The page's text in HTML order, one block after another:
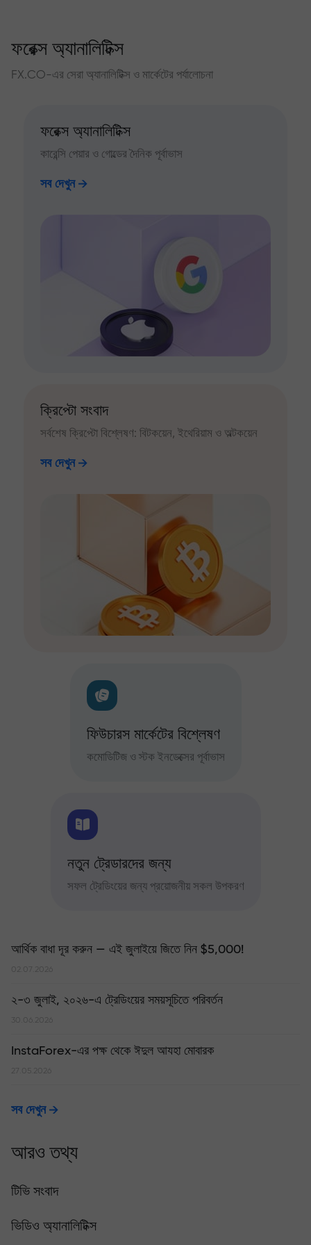
ফরেক্স অ্যানালিটিক্স
FX.CO-এর সেরা অ্যানালিটিক্স ও মার্কেটের পর্যালোচনা
ফরেক্স অ্যানালিটিক্স
কারেন্সি পেয়ার ও গোল্ডের দৈনিক পূর্বাভাস
সব দেখুন
ক্রিপ্টো সংবাদ
সর্বশেষ ক্রিপ্টো বিশ্লেষণ: বিটকয়েন, ইথেরিয়াম ও অল্টকয়েন
সব দেখুন
ফিউচারস মার্কেটের বিশ্লেষণ
কমোডিটিজ ও স্টক ইনডেক্সের পূর্বাভাস
নতুন ট্রেডারদের জন্য
সফল ট্রেডিংয়ের জন্য প্রয়োজনীয় সকল উপকরণ
আর্থিক বাধা দূর করুন — এই জুলাইয়ে জিতে নিন $5,000!
02.07.2026
২-৩ জুলাই, ২০২৬-এ ট্রেডিংয়ের সময়সূচিতে পরিবর্তন
30.06.2026
InstaForex-এর পক্ষ থেকে ঈদুল আযহা মোবারক
27.05.2026
সব দেখুন
আরও তথ্য
টিভি সংবাদ
ভিডিও অ্যানালিটিক্স